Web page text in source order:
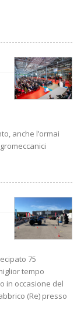
anche l’ormai
75
tempo
in occasione del
(Re) presso